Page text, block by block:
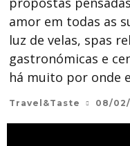
amor em todas as
luz de velas, spas
gastronómicas e
há muito por onde
Travel&Taste 08/